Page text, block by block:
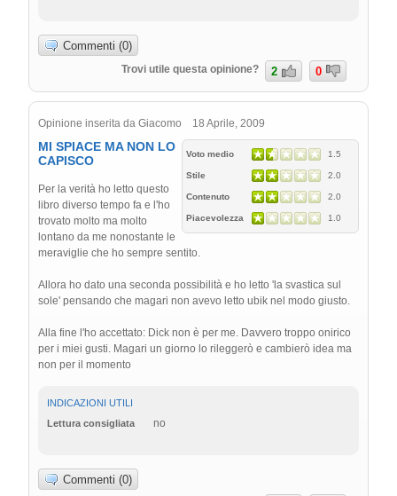
Commenti (0)
Trovi utile questa opinione? 2 0
Opinione inserita da Giacomo 18 Aprile, 2009
Voto medio 1.5
Stile 2.0
Contenuto 2.0
Piacevolezza 1.0
MI SPIACE MA NON LO
CAPISCO
Per la verità ho letto questo
libro diverso tempo fa e l'ho
trovato molto ma molto
lontano da me nonostante le
meraviglie che ho sempre sentito.
Allora ho dato una seconda possibilità e ho letto 'la svastica sul
sole' pensando che magari non avevo letto ubik nel modo giusto.
Alla fine l'ho accettato: Dick non è per me. Davvero troppo onirico
per i miei gusti. Magari un giorno lo rileggerò e cambierò idea ma
non per il momento
INDICAZIONI UTILI
Lettura consigliata
no
Commenti (0)